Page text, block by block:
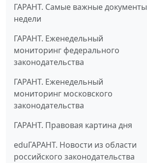
ГАРАНТ. Самые важные документы
недели
ГАРАНТ. Еженедельный
мониторинг федерального
законодательства
ГАРАНТ. Еженедельный
мониторинг московского
законодательства
ГАРАНТ. Правовая картина дня
eduГАРАНТ. Новости из области
российского законодательства